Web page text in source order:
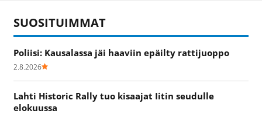
SUOSITUIMMAT
Poliisi: Kausalassa jäi haaviin epäilty rattijuoppo
2.8.2026
Lahti Historic Rally tuo kisaajat Iitin seudulle
elokuussa